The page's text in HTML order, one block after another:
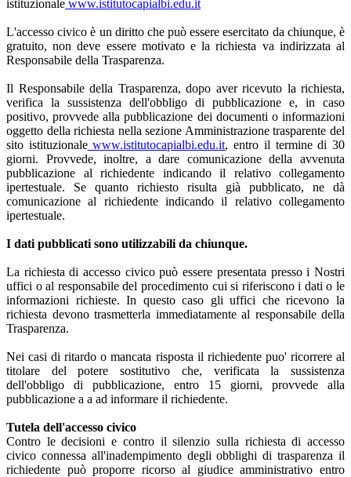
istituzionale www.istitutocapialbi.edu.it
L'accesso civico è un diritto che può essere esercitato da chiunque, è
gratuito, non deve essere motivato e la richiesta va indirizzata al
Responsabile della Trasparenza.
Il Responsabile della Trasparenza, dopo aver ricevuto la richiesta,
verifica la sussistenza dell'obbligo di pubblicazione e, in caso
positivo, provvede alla pubblicazione dei documenti o informazioni
oggetto della richiesta nella sezione Amministrazione trasparente del
sito istituzionalewww.istitutocapialbi.edu.it, entro il termine di 30
giorni. Provvede, inoltre, a dare comunicazione della avvenuta
pubblicazione al richiedente indicando il relativo collegamento
ipertestuale. Se quanto richiesto risulta già pubblicato, ne dà
comunicazione al richiedente indicando il relativo collegamento
ipertestuale.
I dati pubblicati sono utilizzabili da chiunque.
La richiesta di accesso civico può essere presentata presso i Nostri
uffici o al responsabile del procedimento cui si riferiscono i dati o le
informazioni richieste. In questo caso gli uffici che ricevono la
richiesta devono trasmetterla immediatamente al responsabile della
Trasparenza.
Nei casi di ritardo o mancata risposta il richiedente puo' ricorrere al
titolare del potere sostitutivo che, verificata la sussistenza
dell'obbligo di pubblicazione, entro 15 giorni, provvede alla
pubblicazione a a ad informare il richiedente.
Tutela dell'accesso civico
Contro le decisioni e contro il silenzio sulla richiesta di accesso
civico connessa all'inadempimento degli obblighi di trasparenza il
richiedente può proporre ricorso al giudice amministrativo entro